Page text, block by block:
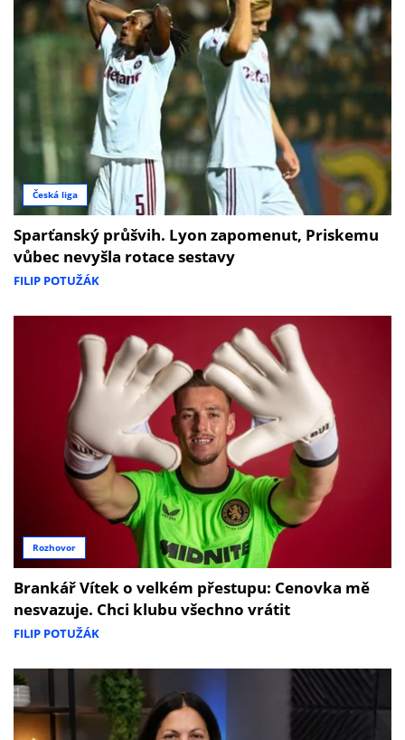
Česká liga
Sparťanský průšvih. Lyon zapomenut, Priskemu
vůbec nevyšla rotace sestavy
FILIP POTUŽÁK
Rozhovor
Brankář Vítek o velkém přestupu: Cenovka mě
nesvazuje. Chci klubu všechno vrátit
FILIP POTUŽÁK